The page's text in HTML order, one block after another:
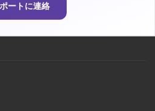
ートに連絡